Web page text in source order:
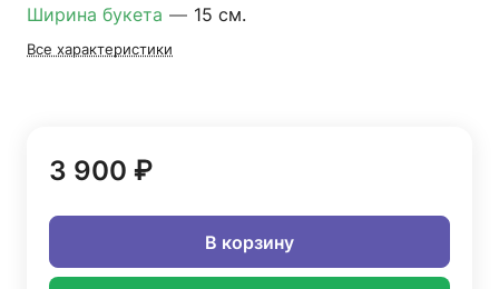
Ширина букета — 15 см.
Все характеристики
3 900 ₽
В корзину